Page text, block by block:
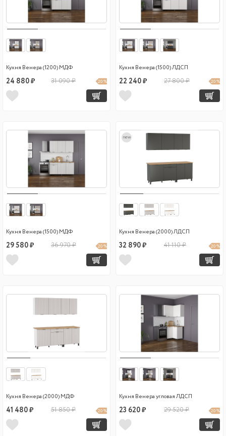
Кухня Венера (1200) МДФ
24 880 ₽ 31 090 ₽ 20 %
Кухня Венера (1500) ЛДСП
22 240 ₽ 27 800 ₽ 20 %
Кухня Венера (1500) МДФ
29 580 ₽ 36 970 ₽ 20 %
new
Кухня Венера (2000) ЛДСП
32 890 ₽ 41 110 ₽ 20 %
Кухня Венера (2000) МДФ
41 480 ₽ 51 850 ₽ 20 %
Кухня Венера угловая ЛДСП
23 620 ₽ 29 520 ₽ 20 %